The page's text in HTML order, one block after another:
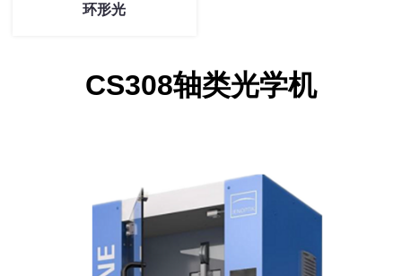
环形光
CS308轴类光学机